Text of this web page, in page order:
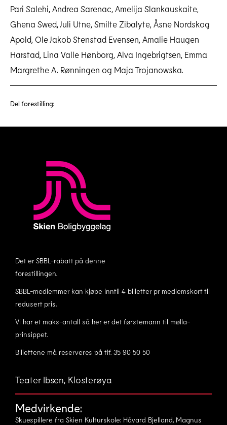
Pari Salehi, Andrea Sarenac, Amelija Slankauskaite,
Ghena Swed, Juli Utne, Smilte Zibalyte, Åsne Nordskog
Apold, Ole Jakob Stenstad Evensen, Amalie Haugen
Harstad, Lina Valle Hønborg, Alva Ingebrigtsen, Emma
Margrethe A. Rønningen og Maja Trojanowska.
Del forestilling:
Det er SBBL-rabatt på denne
forestillingen.
SBBL-medlemmer kan kjøpe inntil 4 billetter pr medlemskort til
redusert pris.
Vi har et maks-antall så her er det førstemann til mølla-
prinsippet.
Billettene må reserveres på tlf. 35 90 50 50
Teater Ibsen, Klosterøya
Medvirkende:
Skuespillere fra Skien Kulturskole: Håvard Bjelland, Magnus